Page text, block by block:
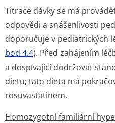
Titrace dávky se má
odpovědi a snášenlivosti
doporučuje v pediatrických
bod 4.4). Před zahájením
a dospívající dodržovat
dietu; tato dieta má
rosuvastatinem.
Homozygotní familiární